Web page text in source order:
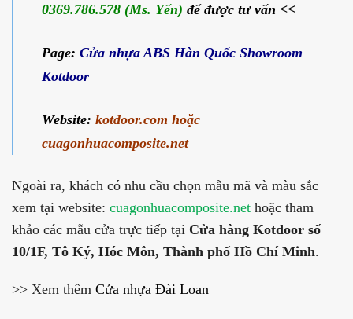
0369.786.578 (Ms. Yến) để được tư vấn <<
Page: Cửa nhựa ABS Hàn Quốc Showroom
Kotdoor
Website: kotdoor.com hoặc
cuagonhuacomposite.net
Ngoài ra, khách có nhu cầu chọn mẫu mã và màu sắc
xem tại website: cuagonhuacomposite.net hoặc tham
khảo các mẫu cửa trực tiếp tại Cửa hàng Kotdoor số
10/1F, Tô Ký, Hóc Môn, Thành phố Hồ Chí Minh.
>> Xem thêm Cửa nhựa Đài Loan